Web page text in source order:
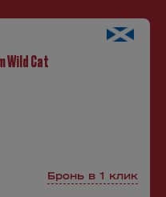
Wild Cat
Бронь в 1 клик